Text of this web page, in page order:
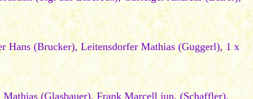
Hans (Brucker), Leitensdorfer Mathias (Guggerl), 1 x
(Glasbauer), Frank Marcell jun. (Schaffler),